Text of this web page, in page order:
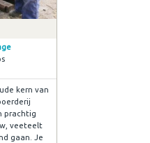
kern van
prachtig
veeteelt
gaan. Je